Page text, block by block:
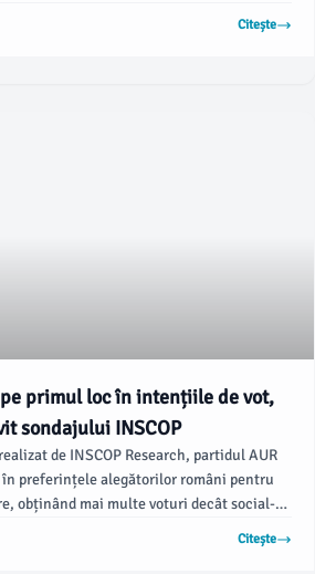
Citește
primul loc în intențiile de vot,
sondajului INSCOP
de INSCOP Research, partidul AUR
preferințele alegătorilor români pentru
obținând mai multe voturi decât social-
o ușoară scădere comparativ cu luna
Citește